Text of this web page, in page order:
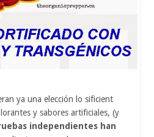
ya una elección lo sificient
y sabores artificiales, (y
independientes han